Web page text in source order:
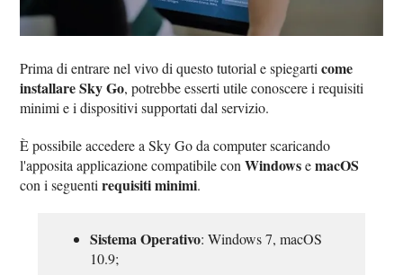
Prima di entrare nel vivo di questo tutorial e spiegarticome
installare Sky Go, potrebbe esserti utile conoscere i requisiti
minimi e i dispositivi supportati dal servizio.
È possibile accedere a Sky Go da computer scaricando
l'apposita applicazione compatibile conWindowsemacOS
con i seguentirequisiti minimi.
Sistema Operativo: Windows 7, macOS
10.9;